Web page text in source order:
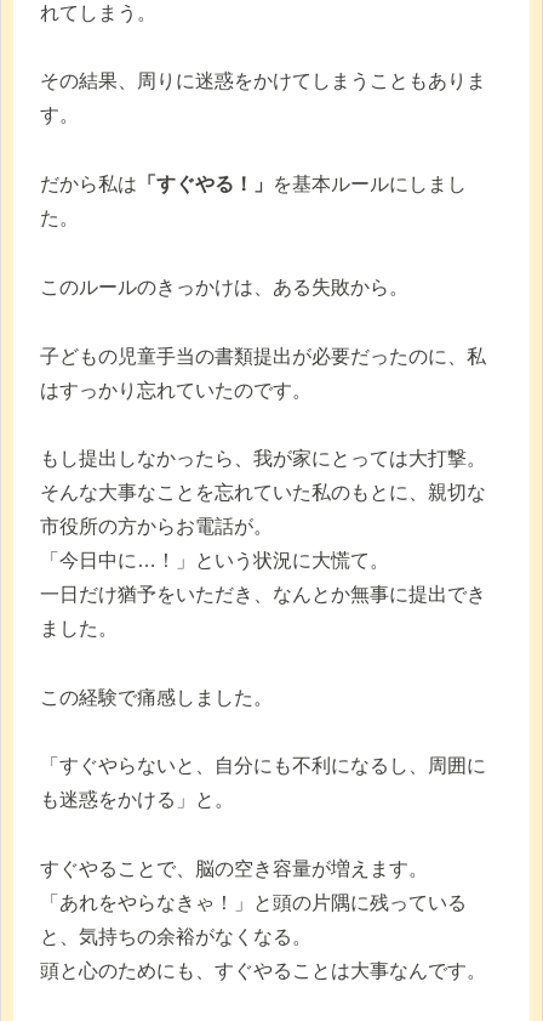
れてしまう。
その結果、周りに迷惑をかけてしまうこともありま
す。
だから私は 「すぐやる！」
を基本ルールにしまし
た。
このルールのきっかけは、ある失敗から。
子どもの児童手当の書類提出が必要だったのに、私
はすっかり忘れていたのです。
もし提出しなかったら、我が家にとっては大打撃。
そんな大事なことを忘れていた私のもとに、親切な
市役所の方からお電話が。
「今日中に…！」という状況に大慌て。
一日だけ猶予をいただき、なんとか無事に提出でき
ました。
この経験で痛感しました。
「すぐやらないと、自分にも不利になるし、周囲に
も迷惑をかける」と。
すぐやることで、脳の空き容量が増えます。
「あれをやらなきゃ！」と頭の片隅に残っている
と、気持ちの余裕がなくなる。
頭と心のためにも、すぐやることは大事なんです。